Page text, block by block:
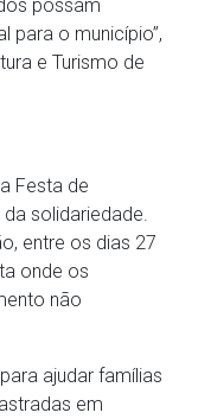
possam
para o município”,
e Turismo de
Festa de
solidariedade.
entre os dias 27
onde os
não
ajudar famílias
em